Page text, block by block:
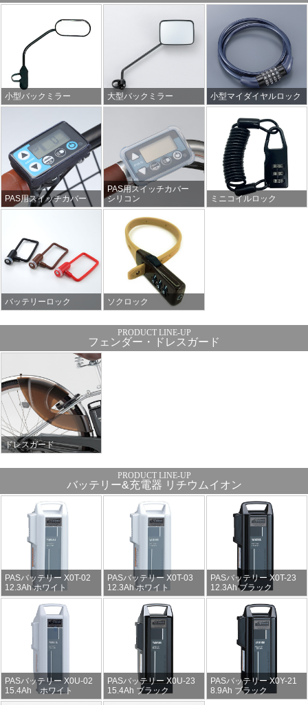
小型バックミラー 大型バックミラー 小型マイダイヤルロック
PAS用スイッチカバー
PAS用スイッチカバー
シリコン
ミニコイルロック
バッテリーロック ソクロック
フェンダー・ドレスガード
ドレスガード
バッテリー&充電器 リチウムイオン
PASバッテリー X0T-02
12.3Ah ホワイト
PASバッテリー X0T-03
12.3Ah ホワイト
PASバッテリー X0T-23
12.3Ah ブラック
PASバッテリー X0U-02
15.4Ah ホワイト
PASバッテリー X0U-23
15.4Ah ブラック
PASバッテリー X0Y-21
8.9Ah ブラック